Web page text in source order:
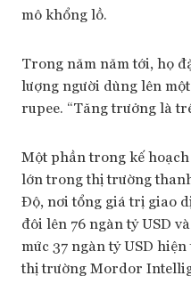
mô khổng lồ.
Trong năm năm tới, họ
lượng người dùng lên
rupee. “Tăng trưởng là
Một phần trong kế
lớn trong thị trường
Độ, nơi tổng giá trị giao
đôi lên 76 ngàn tỷ USD
mức 37 ngàn tỷ USD
thị trường Mordor